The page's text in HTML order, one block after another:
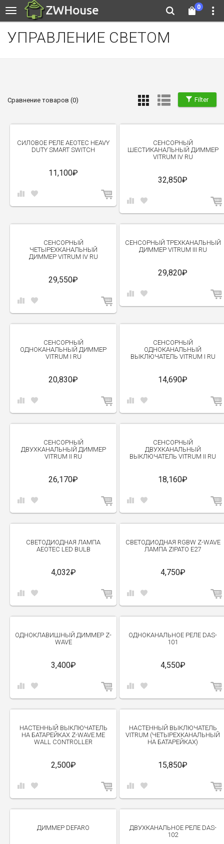
0
УПРАВЛЕНИЕ СВЕТОМ
Filter
Сравнение товаров (0)
СИЛОВОЕ РЕЛЕ AEOTEC HEAVY
DUTY SMART SWITCH
11,100₽
СЕНСОРНЫЙ
ШЕСТИКАНАЛЬНЫЙ ДИММЕР
VITRUM IV RU
32,850₽
СЕНСОРНЫЙ
ЧЕТЫРЕХКАНАЛЬНЫЙ
ДИММЕР VITRUM IV RU
29,550₽
СЕНСОРНЫЙ ТРЕХКАНАЛЬНЫЙ
ДИММЕР VITRUM III RU
29,820₽
СЕНСОРНЫЙ
ОДНОКАНАЛЬНЫЙ ДИММЕР
VITRUM I RU
20,830₽
СЕНСОРНЫЙ
ОДНОКАНАЛЬНЫЙ
ВЫКЛЮЧАТЕЛЬ VITRUM I RU
14,690₽
СЕНСОРНЫЙ
ДВУХКАНАЛЬНЫЙ ДИММЕР
VITRUM II RU
26,170₽
СЕНСОРНЫЙ
ДВУХКАНАЛЬНЫЙ
ВЫКЛЮЧАТЕЛЬ VITRUM II RU
18,160₽
СВЕТОДИОДНАЯ ЛАМПА
AEOTEC LED BULB
4,032₽
СВЕТОДИОДНАЯ RGBW Z-WAVE
ЛАМПА ZIPATO E27
4,750₽
ОДНОКЛАВИШНЫЙ ДИММЕР Z-
WAVE
3,400₽
ОДНОКАНАЛЬНОЕ РЕЛЕ DAS-
101
4,550₽
НАСТЕННЫЙ ВЫКЛЮЧАТЕЛЬ
НА БАТАРЕЙКАХ Z-WAVE.ME
WALL CONTROLLER
2,500₽
НАСТЕННЫЙ ВЫКЛЮЧАТЕЛЬ
VITRUM (ЧЕТЫРЕХКАНАЛЬНЫЙ
НА БАТАРЕЙКАХ)
15,850₽
ДИММЕР DEFARO
ДВУХКАНАЛЬНОЕ РЕЛЕ DAS-
102